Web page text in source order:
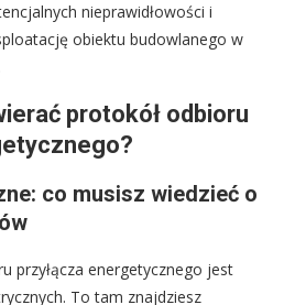
nieprawidłowości i
obiektu budowlanego w
protokół odbioru
co musisz wiedzieć o
przyłącza energetycznego jest
To tam znajdziesz